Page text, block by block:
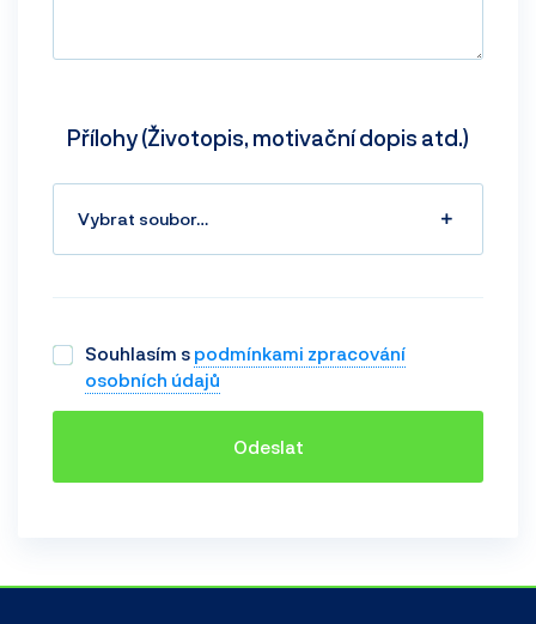
Přílohy (Životopis, motivační dopis atd.)
Vybrat soubor…
Souhlasím s podmínkami zpracování
osobních údajů
Odeslat